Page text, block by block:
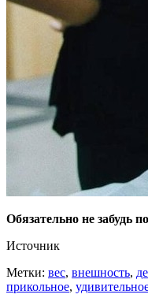
Обязательно не забудь
Источник
Метки: вес, внешность,
прикольное,